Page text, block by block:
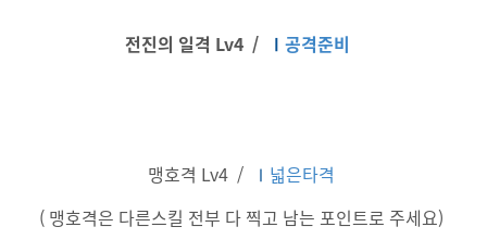
전진의 일격 Lv4 / Ⅰ 공격준비
맹호격 Lv4 / Ⅰ 넓은타격
( 맹호격은 다른스킬 전부 다 찍고 남는 포인트로 주세요)